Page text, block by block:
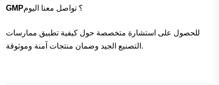
GMP؟ تواصل معنا اليوم
للحصول على استشارة متخصصة حول كيفية تطبيق ممارسات
التصنيع الجيد وضمان منتجات آمنة وموثوقة.